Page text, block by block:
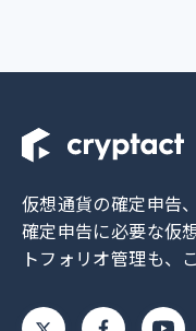
仮想通貨の確定申告
確定申告に必要な仮
トフォリオ管理も、